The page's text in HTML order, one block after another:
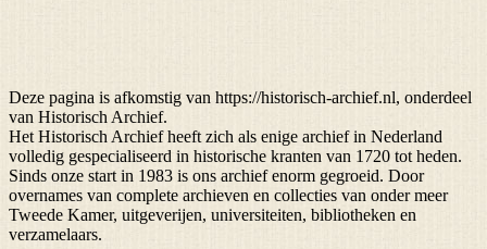
Deze pagina is afkomstig van https://historisch-archief.nl, onderdeel
van Historisch Archief.
Het Historisch Archief heeft zich als enige archief in Nederland
volledig gespecialiseerd in historische kranten van 1720 tot heden.
Sinds onze start in 1983 is ons archief enorm gegroeid. Door
overnames van complete archieven en collecties van onder meer
Tweede Kamer, uitgeverijen, universiteiten, bibliotheken en
verzamelaars.